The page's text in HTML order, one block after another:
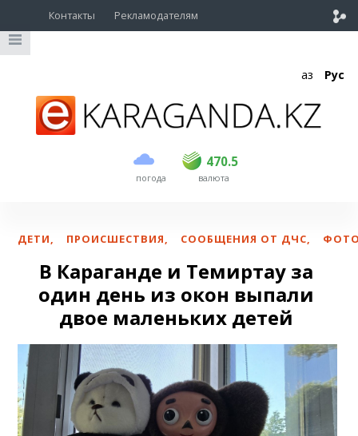
Контакты Рекламодателям
Қаз Рус
погода
470.5
USD 469 470.5
EUR валюта
ДЕТИ, ПРОИСШЕСТВИЯ, СООБЩЕНИЯ ОТ ДЧС,
В Караганде и Темиртау за
один день из окон выпали
двое маленьких детей